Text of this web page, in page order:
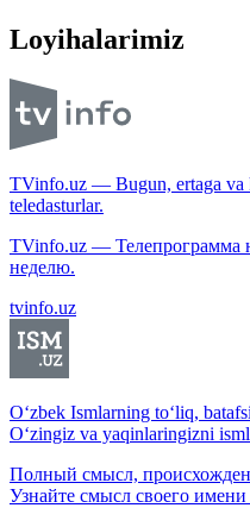
Loyihalarimiz
TVinfo.uz — Bugun, ertaga va
teledasturlar.
TVinfo.uz — Телепрограмма
неделю.
tvinfo.uz
O‘zbek Ismlarning to‘liq,
O‘zingiz va yaqinlaringizni
Полный смысл,
Узнайте смысл своего